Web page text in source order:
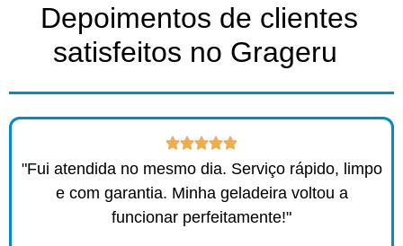
Depoimentos de clientes
satisfeitos no Grageru ​
"Fui atendida no mesmo dia. Serviço rápido, limpo
e com garantia. Minha geladeira voltou a
funcionar perfeitamente!"